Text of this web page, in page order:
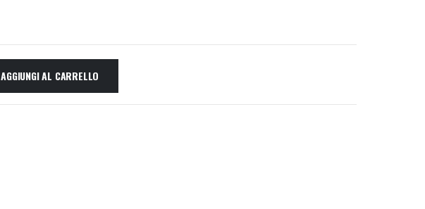
AGGIUNGI AL CARRELLO